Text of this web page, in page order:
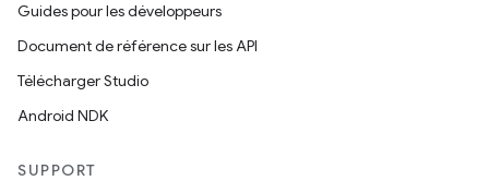
Guides pour les développeurs
Document de référence sur les API
Télécharger Studio
Android NDK
SUPPORT